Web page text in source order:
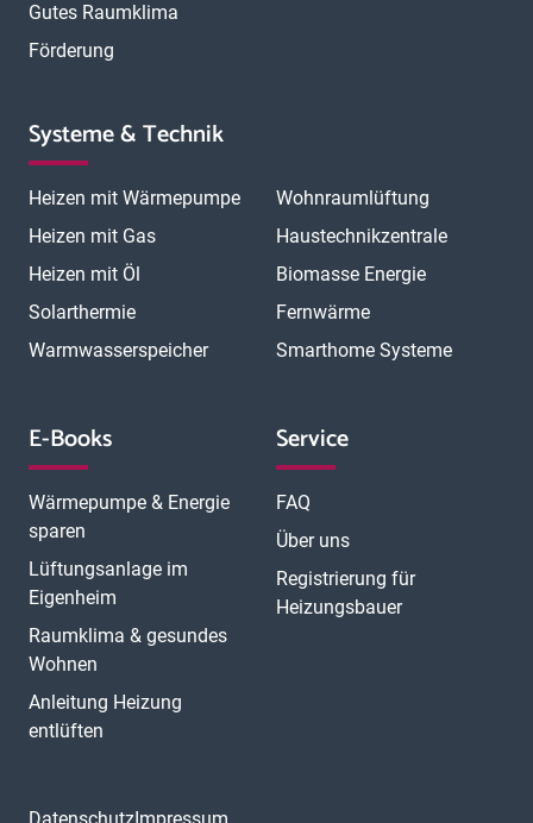
Gutes Raumklima
Förderung
Systeme & Technik
Heizen mit Wärmepumpe
Heizen mit Gas
Heizen mit Öl
Solarthermie
Warmwasserspeicher
Wohnraumlüftung
Haustechnikzentrale
Biomasse Energie
Fernwärme
Smarthome Systeme
E-Books
Wärmepumpe & Energie
sparen
Lüftungsanlage im
Eigenheim
Raumklima & gesundes
Wohnen
Anleitung Heizung
entlüften
Service
FAQ
Über uns
Registrierung für
Heizungsbauer